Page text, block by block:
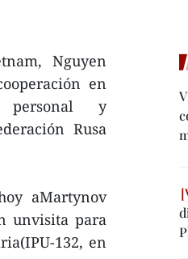
Nguyen
en
personal y
Rusa
aMartynov
unvisita para
132, en